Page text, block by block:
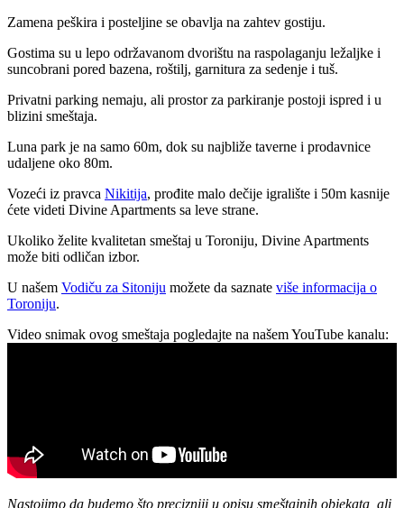
Zamena peškira i posteljine se obavlja na zahtev gostiju.
Gostima su u lepo održavanom dvorištu na raspolaganju ležaljke i
suncobrani pored bazena, roštilj, garnitura za sedenje i tuš.
Privatni parking nemaju, ali prostor za parkiranje postoji ispred i u
blizini smeštaja.
Luna park je na samo 60m, dok su najbliže taverne i prodavnice
udaljene oko 80m.
Vozeći iz pravca Nikitija, prođite malo dečije igralište i 50m kasnije
ćete videti Divine Apartments sa leve strane.
Ukoliko želite kvalitetan smeštaj u Toroniju, Divine Apartments
može biti odličan izbor.
U našem Vodiču za Sitoniju možete da saznate više informacija o
Toroniju.
Video snimak ovog smeštaja pogledajte na našem YouTube kanalu:
Nastojimo da budemo što precizniji u opisu smeštajnih objekata, ali